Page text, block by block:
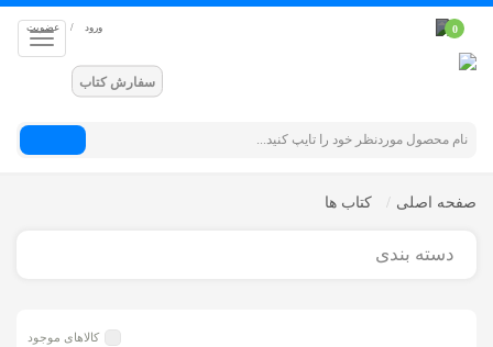
ورود / عضویت 0
سفارش کتاب
صفحه اصلی کتاب ها
دسته بندی
کالاهای موجود